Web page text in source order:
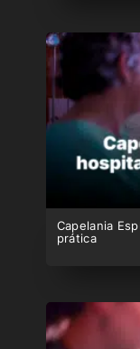
Capelania
prática